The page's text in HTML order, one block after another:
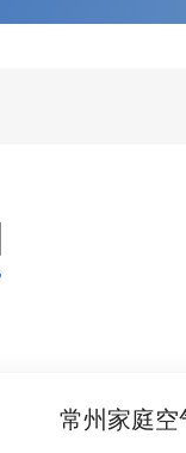
常州家庭空